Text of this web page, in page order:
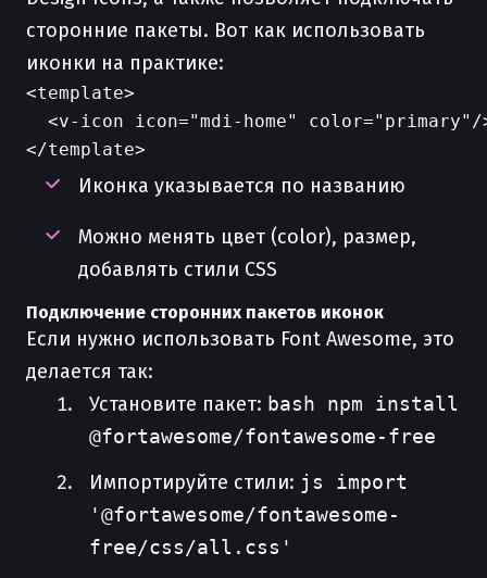
сторонние пакеты. Вот как использовать
иконки на практике:
<template>
<v-icon icon="mdi-home" color="primary"/
Иконка указывается по названию
Можно менять цвет (color), размер,
добавлять стили CSS
Подключение сторонних пакетов иконок
Если нужно использовать Font Awesome, это
делается так:
Установите пакет: bash npm install
@fortawesome/fontawesome-free
Импортируйте стили: js import
'@fortawesome/fontawesome-
free/css/all.css'